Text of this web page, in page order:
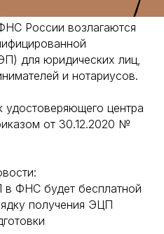
России возлагаются
для юридических лиц,
и нотариусов.
центра
от 30.12.2020 №
ФНС будет бесплатной
получения ЭЦП